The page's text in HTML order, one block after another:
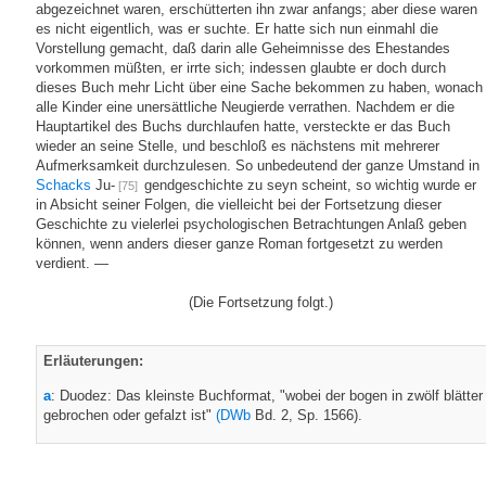
abgezeichnet waren, erschütterten ihn zwar anfangs; aber diese waren
es nicht eigentlich, was er suchte. Er hatte sich nun einmahl die
Vorstellung gemacht, daß darin alle Geheimnisse des Ehestandes
vorkommen müßten, er irrte sich; indessen glaubte er doch durch
dieses Buch mehr Licht über eine Sache bekommen zu haben, wonach
alle Kinder eine unersättliche Neugierde verrathen. Nachdem er die
Hauptartikel des Buchs durchlaufen hatte, versteckte er das Buch
wieder an seine Stelle, und beschloß es nächstens mit mehrerer
Aufmerksamkeit durchzulesen. So unbedeutend der ganze Umstand in
Schacks Ju- [75] gendgeschichte zu seyn scheint, so wichtig wurde er
in Absicht seiner Folgen, die vielleicht bei der Fortsetzung dieser
Geschichte zu vielerlei psychologischen Betrachtungen Anlaß geben
können, wenn anders dieser ganze Roman fortgesetzt zu werden
verdient. —
(Die Fortsetzung folgt.)
Erläuterungen:
a: Duodez: Das kleinste Buchformat, "wobei der bogen in zwölf blätter
gebrochen oder gefalzt ist" (DWb Bd. 2, Sp. 1566).